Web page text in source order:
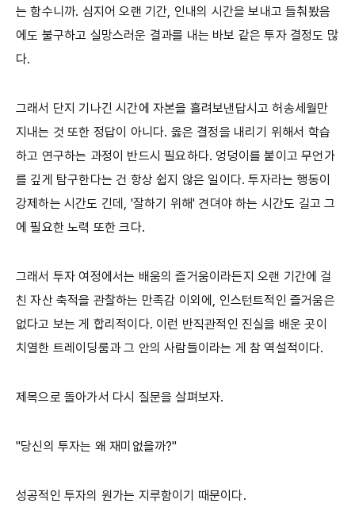
는 함수니까. 심지어 오랜 기간, 인내의 시간을 보내고 들춰봤음
에도 불구하고 실망스러운 결과를 내는 바보 같은 투자 결정도 많
다.
그래서 단지 기나긴 시간에 자본을 흘려보낸답시고 허송세월만
지내는 것 또한 정답이 아니다. 옳은 결정을 내리기 위해서 학습
하고 연구하는 과정이 반드시 필요하다. 엉덩이를 붙이고 무언가
를 깊게 탐구한다는 건 항상 쉽지 않은 일이다. 투자라는 행동이
강제하는 시간도 긴데, '잘하기 위해' 견뎌야 하는 시간도 길고 그
에 필요한 노력 또한 크다.
그래서 투자 여정에서는 배움의 즐거움이라든지 오랜 기간에 걸
친 자산 축적을 관찰하는 만족감 이외에, 인스턴트적인 즐거움은
없다고 보는 게 합리적이다. 이런 반직관적인 진실을 배운 곳이
치열한 트레이딩룸과 그 안의 사람들이라는 게 참 역설적이다.
제목으로 돌아가서 다시 질문을 살펴보자.
"당신의 투자는 왜 재미없을까?"
성공적인 투자의 원가는 지루함이기 때문이다.